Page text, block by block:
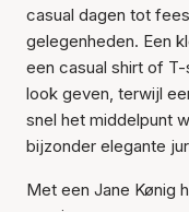
casual dagen tot
gelegenheden. Een
een casual shirt of
look geven, terwijl
snel het middelpunt
bijzonder elegante
Met een Jane Kønig